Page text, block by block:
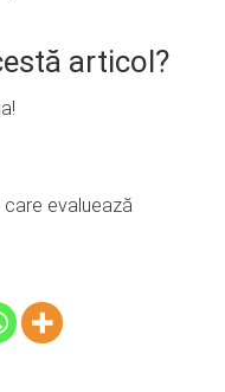
articol?
care evaluează